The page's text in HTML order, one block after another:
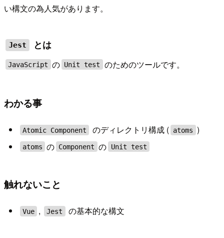
い構文の為人気があります。
Jest とは
JavaScript の Unit test のためのツールです。
わかる事
Atomic Component のディレクトリ構成 ( atoms )
atoms の Component の Unit test
触れないこと
Vue , Jest の基本的な構文